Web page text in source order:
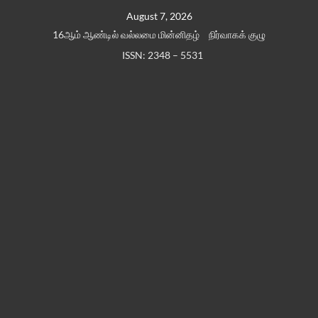
August 7, 2026
16ஆம் ஆண்டில் வல்லமை மின்னிதழ்
நிர்வாகக் குழு
ISSN: 2348 – 5531